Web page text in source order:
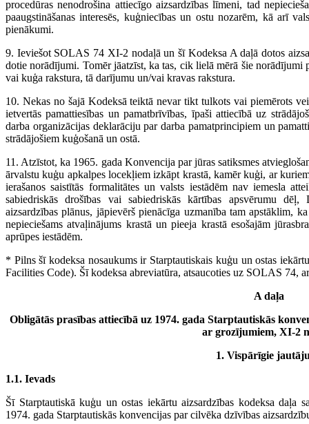
procedūras nenodrošina attiecīgo aizsardzības līmeni, tad
paaugstināšanas interesēs, kuģniecības un ostu nozarēm, kā arī
pienākumi.
9. Ieviešot SOLAS 74 XI-2 nodaļā un šī Kodeksa A daļā dotos
dotie norādījumi. Tomēr jāatzīst, ka tas, cik lielā mērā šie norādījumi
vai kuģa rakstura, tā darījumu un/vai kravas rakstura.
10. Nekas no šajā Kodeksā teiktā nevar tikt tulkots vai piemērots
ietvertās pamattiesības un pamatbrīvības, īpaši attiecībā uz
darba organizācijas deklarāciju par darba pamatprincipiem un
strādājošiem kuģošanā un ostā.
11. Atzīstot, ka 1965. gada Konvencija par jūras satiksmes
ārvalstu kuģu apkalpes locekļiem izkāpt krastā, kamēr kuģi, ar
ierašanos saistītās formalitātes un valsts iestādēm nav iemesla
sabiedriskās drošības vai sabiedriskās kārtības apsvērumu
aizsardzības plānus, jāpievērš pienācīga uzmanība tam apstāklim,
nepieciešams atvaļinājums krastā un pieeja krastā esošajām
aprūpes iestādēm.
* Pilns šī kodeksa nosaukums ir Starptautiskais kuģu un ostas
Facilities Code). Šī kodeksa abreviatūra, atsaucoties uz SOLAS 74,
A daļa
Obligātās prasības attiecībā uz 1974. gada Starptautiskās
ar grozījumiem, XI-2
1. Vispārīgie
1.1. Ievads
Šī Starptautiskā kuģu un ostas iekārtu aizsardzības kodeksa daļa
1974. gada Starptautiskās konvencijas par cilvēka dzīvības